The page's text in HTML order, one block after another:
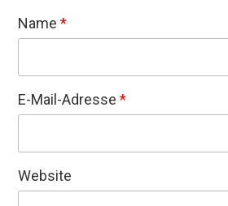
Name*
E-Mail-Adresse*
Website